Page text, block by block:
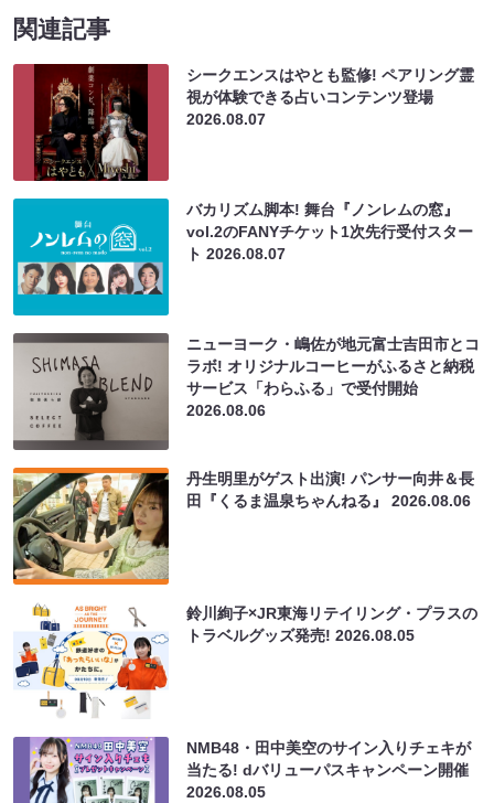
関連記事
シークエンスはやとも監修! ペアリング霊
視が体験できる占いコンテンツ登場
2026.08.07
バカリズム脚本! 舞台『ノンレムの窓』
vol.2のFANYチケット1次先行受付スター
ト2026.08.07
ニューヨーク・嶋佐が地元富士吉田市とコ
ラボ! オリジナルコーヒーがふるさと納税
サービス「わらふる」で受付開始
2026.08.06
丹生明里がゲスト出演! パンサー向井＆長
田『くるま温泉ちゃんねる』2026.08.06
鈴川絢子×JR東海リテイリング・プラスの
トラベルグッズ発売!2026.08.05
NMB48・田中美空のサイン入りチェキが
当たる! dバリューパスキャンペーン開催
2026.08.05